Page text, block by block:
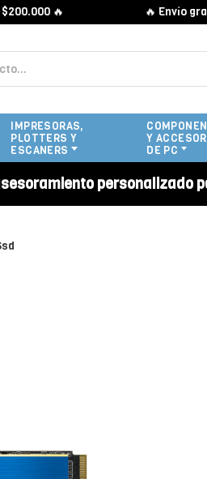
🔥 🔥 Envío gratis
IMPRESORAS,
PLOTTERS Y
ESCANERS
Y
DE PC
personalizado